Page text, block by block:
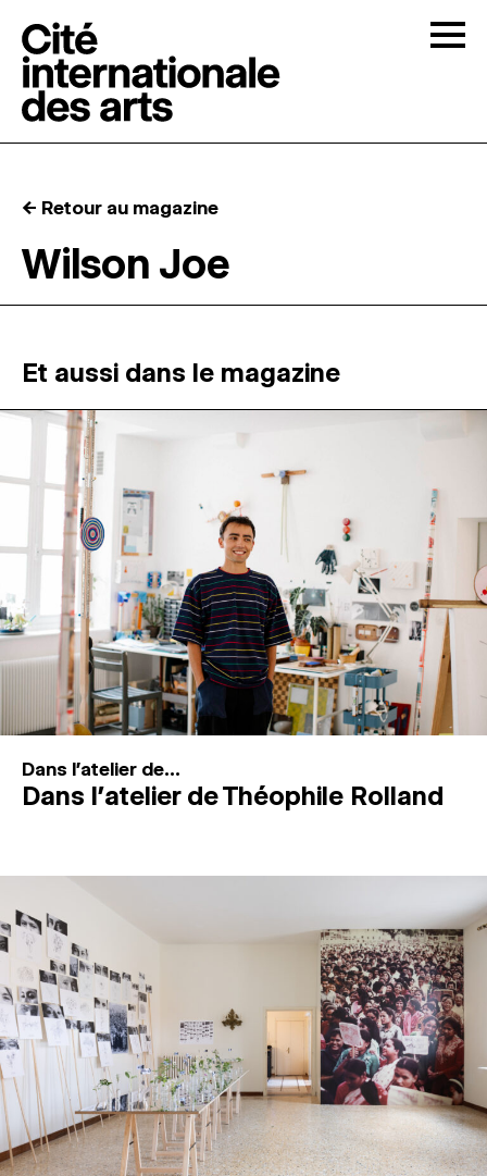
RÉSIDENCES ↓
ATELIERS OUVERTS
PROGRAMMATION
MAGAZINE
ESPACES DE PRATIQUE ARTISTIQUE ↓
Recherche
Connexion
← Retour au magazine
Wilson Joe
Et aussi dans le magazine
Dans l'atelier de...
Dans l’atelier de Théophile Rolland